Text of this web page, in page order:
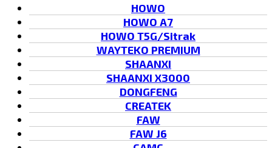
HOWO
HOWO A7
HOWO T5G/Sitrak
WAYTEKO PREMIUM
SHAANXI
SHAANXI X3000
DONGFENG
CREATEK
FAW
FAW J6